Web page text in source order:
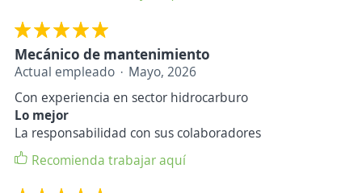
Mecánico de mantenimiento
Actual empleado
Mayo, 2026
Con experiencia en sector hidrocarburo
Lo mejor
La responsabilidad con sus colaboradores
Recomienda trabajar aquí